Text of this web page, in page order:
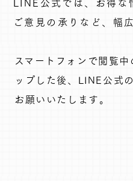
LINE公式では、お得な
ご意見の承りなど、幅
スマートフォンで閲覧
ップした後、LINE公式
お願いいたします。